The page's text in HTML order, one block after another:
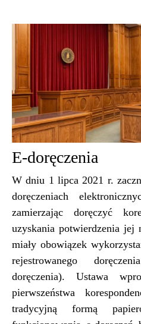
E-doręczenia
W dniu 1 lipca 2021 r.
doręczeniach
zamierzając doręczyć
uzyskania potwierdzenia jej
miały obowiązek
rejestrowanego
doręczenia). Ustawa
pierwszeństwa
tradycyjną formą